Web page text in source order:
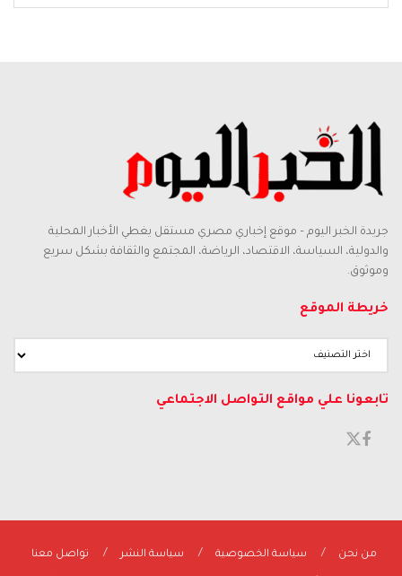
جريدة الخبر اليوم – موقع إخباري مصري مستقل يغطي الأخبار المحلية
والدولية، السياسة، الاقتصاد، الرياضة، المجتمع والثقافة بشكل سريع
وموثوق.
خريطة الموقع
تابعونا علي مواقع التواصل الاجتماعي
من نحن سياسة الخصوصية سياسة النشر تواصل معنا